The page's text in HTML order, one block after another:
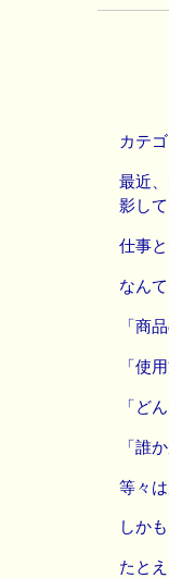
カテ
最近
影して
仕事
なん
「商
「使
「ど
「誰
等々
しか
たとえ